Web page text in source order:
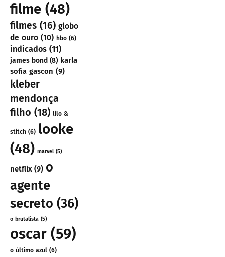
filme (48)
filmes (16) globo
de ouro (10) hbo (6)
indicados (11)
james bond (8) karla
sofia gascon (9)
kleber
mendonça
filho (18) lilo &
stitch (6) looke
(48) marvel (5)
netflix(9) o
agente
secreto (36)
o brutalista (5)
oscar (59)
o último azul (6)